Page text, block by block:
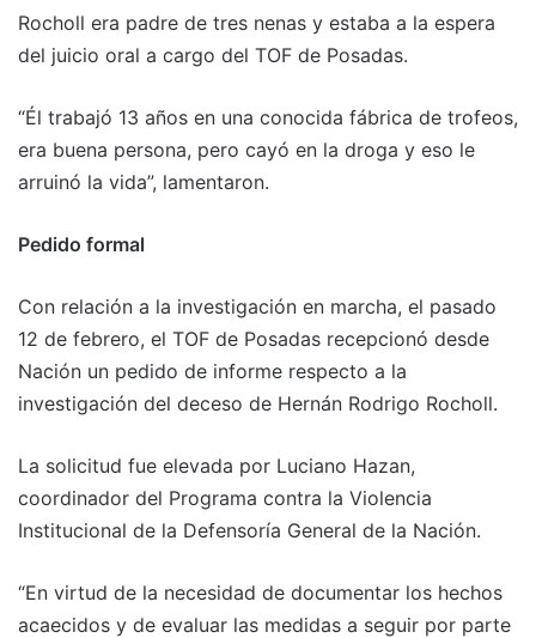
Rocholl era padre de tres nenas y estaba a la espera
del juicio oral a cargo del TOF de Posadas.
“Él trabajó 13 años en una conocida fábrica de trofeos,
era buena persona, pero cayó en la droga y eso le
arruinó la vida”, lamentaron.
Pedido formal
Con relación a la investigación en marcha, el pasado
12 de febrero, el TOF de Posadas recepcionó desde
Nación un pedido de informe respecto a la
investigación del deceso de Hernán Rodrigo Rocholl.
La solicitud fue elevada por Luciano Hazan,
coordinador del Programa contra la Violencia
Institucional de la Defensoría General de la Nación.
“En virtud de la necesidad de documentar los hechos
acaecidos y de evaluar las medidas a seguir por parte